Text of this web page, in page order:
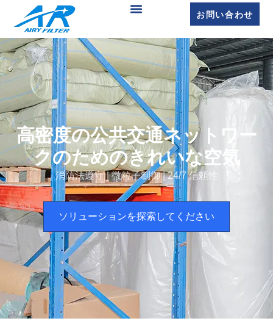
お問い合わせ
高密度の公共交通ネットワー
クのためのきれいな空気
消防法遵守 | 微粒子制御 | 24/7 信頼性
ソリューションを探索してください